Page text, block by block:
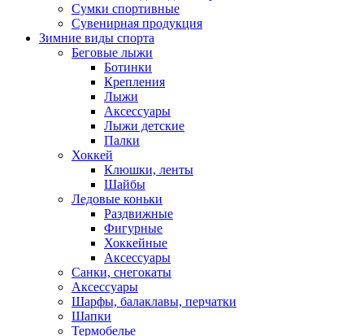
Сумки спортивные
Сувенирная продукция
Зимние виды спорта
Беговые лыжи
Ботинки
Крепления
Лыжи
Аксессуары
Лыжи детские
Палки
Хоккей
Клюшки, ленты
Шайбы
Ледовые коньки
Раздвижные
Фигурные
Хоккейные
Аксессуары
Санки, снегокаты
Аксессуары
Шарфы, балаклавы, перчатки
Шапки
Термобелье